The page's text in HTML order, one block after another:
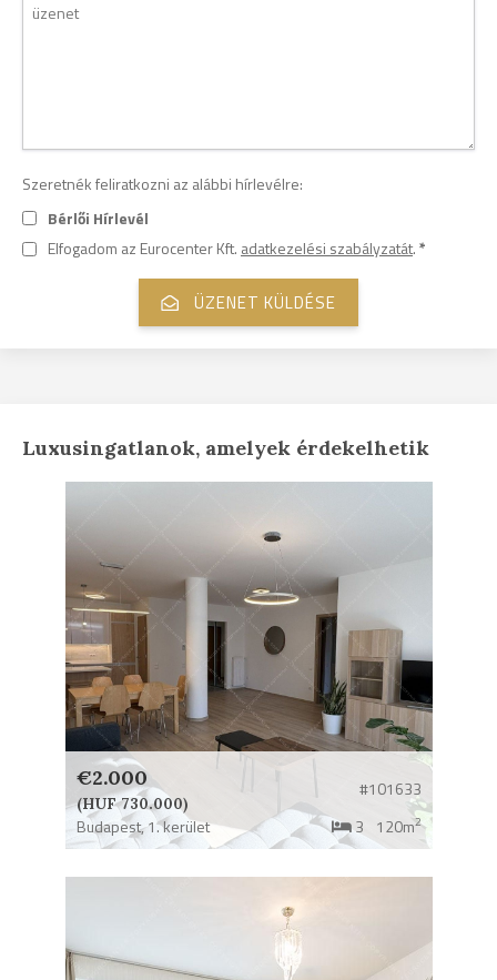
Szeretnék feliratkozni az alábbi hírlevélre:
Bérlői Hírlevél
Elfogadom az Eurocenter Kft. adatkezelési szabályzatát.*
Luxusingatlanok, amelyek érdekelhetik
€2.000
(HUF 730.000)
#101633
Budapest, 1. kerület 3 120m2